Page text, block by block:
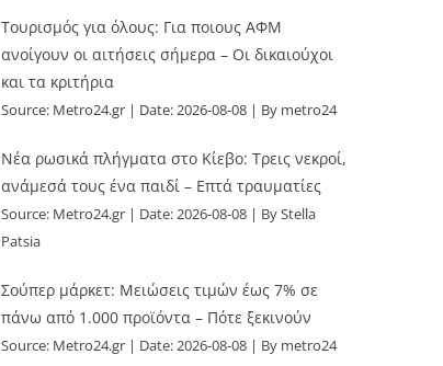
Τουρισμός για όλους: Για ποιους ΑΦΜ
ανοίγουν οι αιτήσεις σήμερα – Οι δικαιούχοι
και τα κριτήρια
Source: Metro24.gr Date: 2026-08-08 By metro24
Νέα ρωσικά πλήγματα στο Κίεβο: Τρεις νεκροί,
ανάμεσά τους ένα παιδί – Επτά τραυματίες
Source: Metro24.gr Date: 2026-08-08
By Stella
Patsia
Σούπερ μάρκετ: Μειώσεις τιμών έως 7% σε
πάνω από 1.000 προϊόντα – Πότε ξεκινούν
Source: Metro24.gr Date: 2026-08-08 By metro24